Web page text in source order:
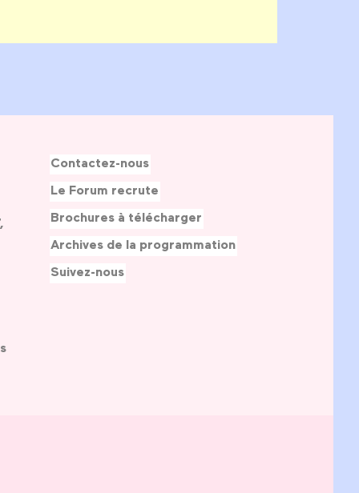
Contactez-nous
Le Forum recrute
Brochures à télécharger
Archives de la programmation
Suivez-nous